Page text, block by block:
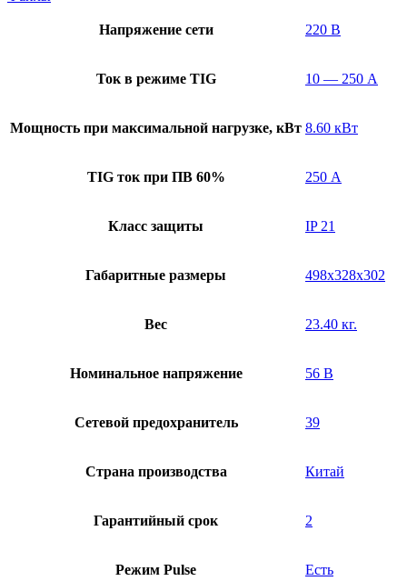
Напряжение сети 220 В
Ток в режиме TIG 10 — 250 А
Мощность при максимальной нагрузке, кВт 8.60 кВт
TIG ток при ПВ 60% 250 А
Класс защиты IP 21
Габаритные размеры 498x328x302
Вес 23.40 кг.
Номинальное напряжение 56 В
Сетевой предохранитель 39
Страна производства Китай
Гарантийный срок 2
Режим Pulse Есть